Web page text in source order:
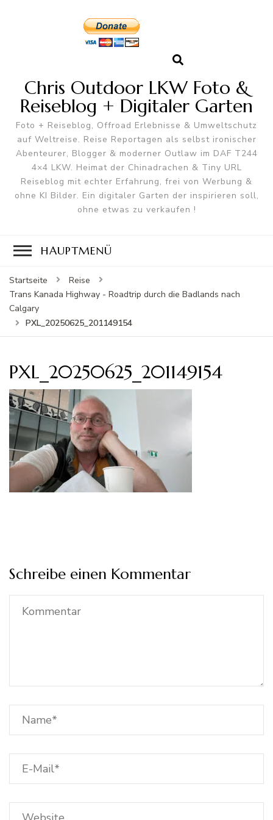
Chris Outdoor LKW Foto &
Reiseblog + Digitaler Garten
Foto + Reiseblog, Offroad Erlebnisse & Umweltschutz
auf Weltreise. Reise Reportagen als selbst ironischer
Abenteurer, Blogger & moderner Outlaw im DAF T244
4×4 LKW. Heimat der Chinadrachen & Tiny URL
Reiseblog mit echter Erfahrung, frei von Werbung &
ohne KI Bilder. Ein digitaler Garten der inspirieren soll,
ohne etwas zu verkaufen !
HAUPTMENÜ
Startseite
Reise
Trans Kanada Highway - Roadtrip durch die Badlands nach
Calgary
PXL_20250625_201149154
PXL_20250625_201149154
Schreibe einen Kommentar